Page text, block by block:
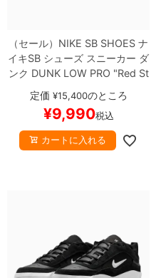
（セール） NIKE SB SHOES ナ
イキSB シューズ スニーカー ダ
ンク DUNK LOW PRO "Red St
ardust"
ボード スケボー 【キャンセル/
返品/交換不可商品】
定価 ¥15,400のところ
¥9,990税込
カートに入れる